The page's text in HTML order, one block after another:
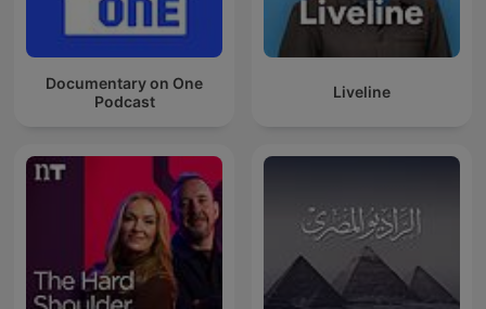
Documentary on One
Podcast
Liveline